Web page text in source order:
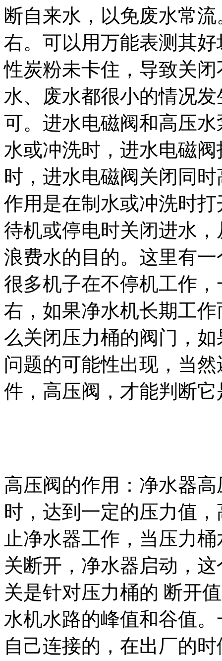
断自来水，以免废水常
右。可以用万能表测其
性炭粉未卡住，导致关
水、废水都很小的情况
可。进水电磁阀和高压
水或冲洗时，进水电磁
时，进水电磁阀关闭同
作用是在制水或冲洗时
待机或停电时关闭进水
浪费水的目的。这里有
很多机子在不停机工作
右，如果净水机长期工
么关闭压力桶的阀门，
问题的可能性出现，当
件，高压阀，才能判断
高压阀的作用：净水器
时，达到一定的压力值
止净水器工作，当压力
关断开，净水器启动，
关是针对压力桶的 断开
水机水路的峰值和谷值
自己连接的，在出厂的